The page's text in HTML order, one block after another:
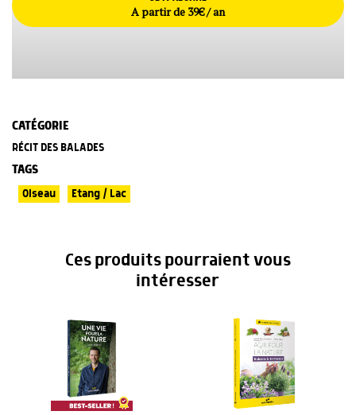
A partir de 39€ / an
CATÉGORIE
RÉCIT DES BALADES
TAGS
Oiseau Etang / Lac
Ces produits pourraient vous
intéresser